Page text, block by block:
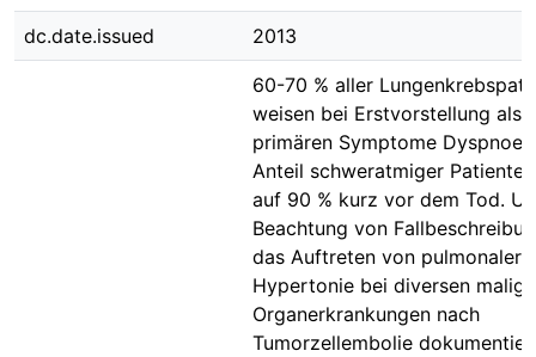
dc.date.issued 2013
60-70 % aller
weisen bei Erstvorstellung als
primären Symptome Dyspnoe
Anteil schweratmiger
auf 90 % kurz vor dem Tod.
Beachtung von
das Auftreten von pulmonaler
Hypertonie bei diversen
Organerkrankungen nach
Tumorzellembolie